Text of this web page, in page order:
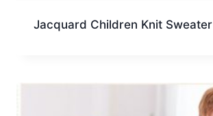
Jacquard Children Knit Sweater